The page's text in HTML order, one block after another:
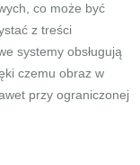
co może być
z treści
systemy obsługują
czemu obraz w
przy ograniczonej